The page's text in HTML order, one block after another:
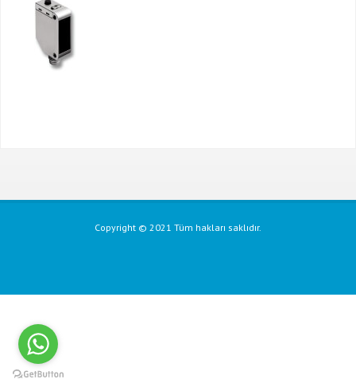
Copyright © 2021 Tüm hakları saklıdır.